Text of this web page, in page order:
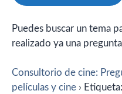
Puedes buscar un tema
realizado ya una
Consultorio de cine:
películas y cine ›